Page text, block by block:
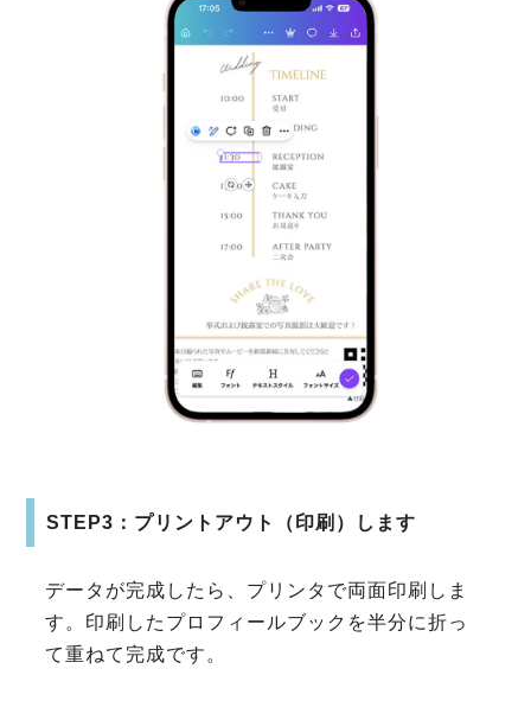
STEP3：プリントアウト（印刷）します
データが完成したら、プリンタで両面印刷しま
す。印刷したプロフィールブックを半分に折っ
て重ねて完成です。